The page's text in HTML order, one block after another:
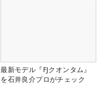
最新モデル『FJクオンタム』
を石井良介プロがチェック